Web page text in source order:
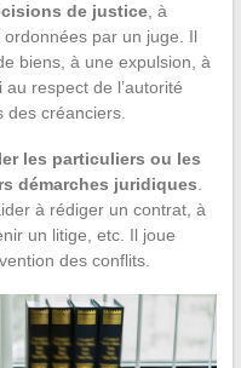
de justice, à
par un juge. Il
biens, à une expulsion, à
respect de l’autorité
des créanciers.
les particuliers ou les
démarches juridiques.
à rédiger un contrat, à
un litige, etc. Il joue
des conflits.